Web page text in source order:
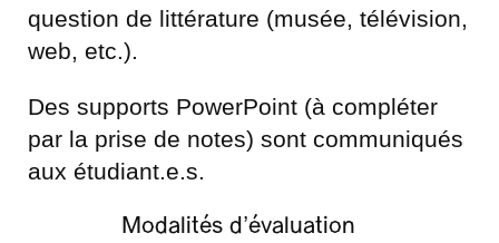
question de littérature (musée, télévision,
web, etc.).
Des supports PowerPoint (à compléter
par la prise de notes) sont communiqués
aux étudiant.e.s.
Modalités d’évaluation